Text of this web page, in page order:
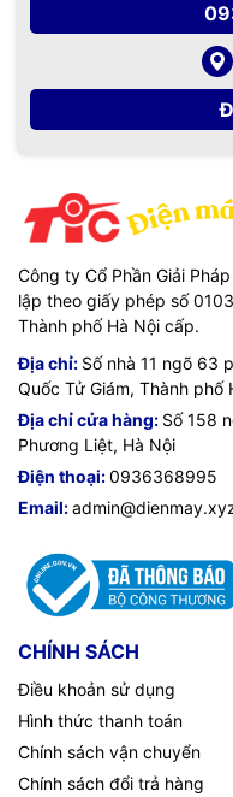
Công ty Cổ Phần Giải
lập theo giấy phép số
Thành phố Hà Nội cấp.
Địa chỉ: Số nhà 11 ngõ 63
Quốc Tử Giám, Thành phố
Địa chỉ cửa hàng: Số 158
Phương Liệt, Hà Nội
Điện thoại:0936368995
Email:
CHÍNH SÁCH
Điều khoản sử dụng
Hình thức thanh toán
Chính sách vận chuyển
Chính sách đổi trả hàng